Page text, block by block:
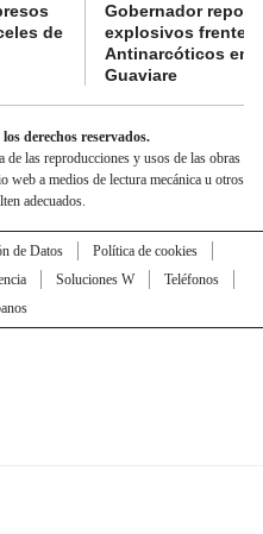
de
Gobernador
explosivos frente a
Antinarcóticos en
Guaviare
derechos reservados.
las reproducciones y usos de las obras
web a medios de lectura mecánica u otros
adecuados.
de Datos
Política de cookies
Soluciones W
Teléfonos